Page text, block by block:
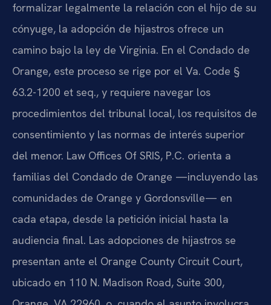
formalizar legalmente la relación con el hijo de su
cónyuge, la adopción de hijastros ofrece un
camino bajo la ley de Virginia. En el Condado de
Orange, este proceso se rige por el Va. Code §
63.2-1200 et seq., y requiere navegar los
procedimientos del tribunal local, los requisitos de
consentimiento y las normas de interés superior
del menor. Law Offices Of SRIS, P.C. orienta a
familias del Condado de Orange —incluyendo las
comunidades de Orange y Gordonsville— en
cada etapa, desde la petición inicial hasta la
audiencia final. Las adopciones de hijastros se
presentan ante el Orange County Circuit Court,
ubicado en 110 N. Madison Road, Suite 300,